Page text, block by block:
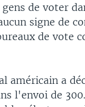
de voter
signe de
de vote
américain a
l'envoi de